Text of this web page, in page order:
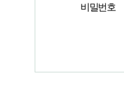
비밀번호